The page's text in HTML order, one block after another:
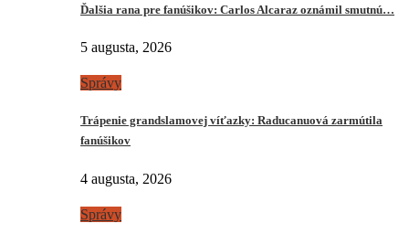
Ďalšia rana pre fanúšikov: Carlos Alcaraz oznámil smutnú…
5 augusta, 2026
Správy
Trápenie grandslamovej víťazky: Raducanuová zarmútila
fanúšikov
4 augusta, 2026
Správy